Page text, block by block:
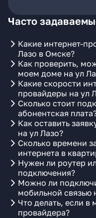
Часто
Какие интернет-
Лазо в Омске?
Как проверить,
моем доме на ул
Какие скорости
провайдеры на ул
Сколько стоит
абонентская
Как оставить
на ул Лазо?
Сколько времени
интернета в
Нужен ли роутер
подключения?
Можно ли
мобильной связью
Что делать, если
провайдера?